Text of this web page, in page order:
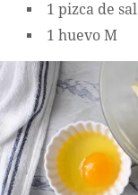
1 pizca de sal
1 huevo M